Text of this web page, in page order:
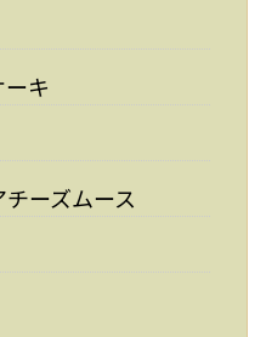
キ
ーズムース